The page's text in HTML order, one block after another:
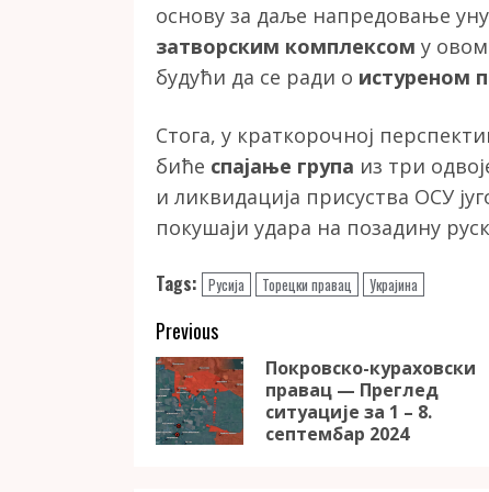
основу за даље напредовање
затворским комплексом у овом
будући да се ради о истуреном
Стога, у краткорочној
биће спајање група из три
и ликвидација присуства ОСУ
покушаји удара на позадину
Tags: Русија Торецки правац Украјина
Continue
Reading
Previous
Покровско-кураховски
правац — Преглед
ситуације за 1 – 8.
септембар 2024